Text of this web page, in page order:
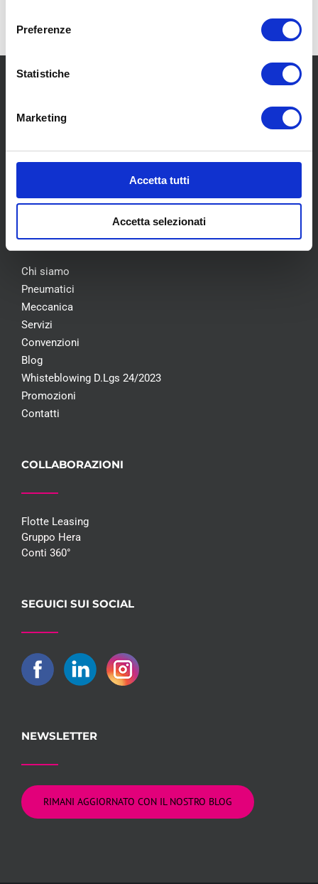
Preferenze
Statistiche
Marketing
Accetta tutti
Accetta selezionati
SCOPRI I NOSTRI CENTRI
Chi siamo
Pneumatici
Meccanica
Servizi
Convenzioni
Blog
Whisteblowing D.Lgs 24/2023
Promozioni
Contatti
COLLABORAZIONI
Flotte Leasing
Gruppo Hera
Conti 360°
SEGUICI SUI SOCIAL
NEWSLETTER
RIMANI AGGIORNATO CON IL NOSTRO BLOG